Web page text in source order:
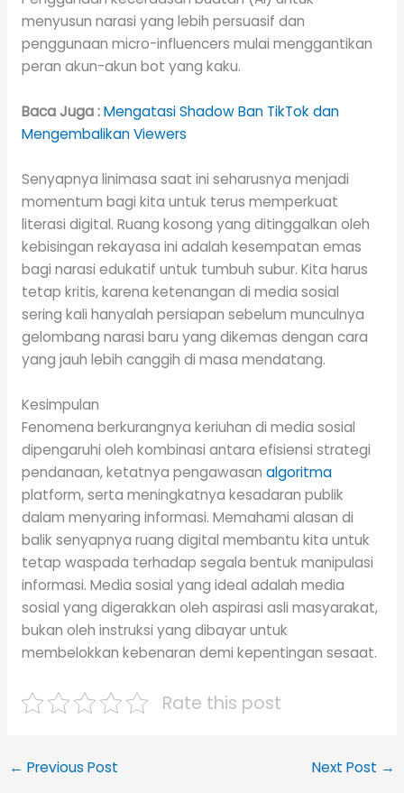
menyusun narasi yang lebih persuasif dan
penggunaan micro-influencers mulai menggantikan
peran akun-akun bot yang kaku.
Baca Juga :Mengatasi Shadow Ban TikTok dan
Mengembalikan Viewers
Senyapnya linimasa saat ini seharusnya menjadi
momentum bagi kita untuk terus memperkuat
literasi digital. Ruang kosong yang ditinggalkan oleh
kebisingan rekayasa ini adalah kesempatan emas
bagi narasi edukatif untuk tumbuh subur. Kita harus
tetap kritis, karena ketenangan di media sosial
sering kali hanyalah persiapan sebelum munculnya
gelombang narasi baru yang dikemas dengan cara
yang jauh lebih canggih di masa mendatang.
Kesimpulan
Fenomena berkurangnya keriuhan di media sosial
dipengaruhi oleh kombinasi antara efisiensi strategi
pendanaan, ketatnya pengawasan algoritma
platform, serta meningkatnya kesadaran publik
dalam menyaring informasi. Memahami alasan di
balik senyapnya ruang digital membantu kita untuk
tetap waspada terhadap segala bentuk manipulasi
informasi. Media sosial yang ideal adalah media
sosial yang digerakkan oleh aspirasi asli masyarakat,
bukan oleh instruksi yang dibayar untuk
membelokkan kebenaran demi kepentingan sesaat.
Rate this post
← Previous Post Next Post →